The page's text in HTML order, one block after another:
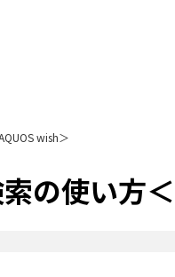
wish＞
の使い方